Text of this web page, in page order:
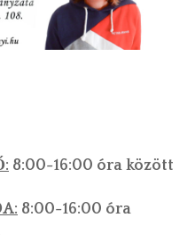
8:00-16:00 óra között
8:00-16:00 óra